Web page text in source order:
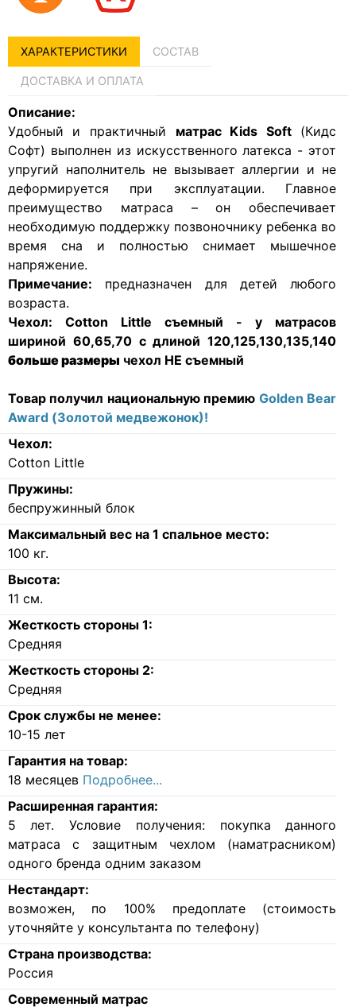
ХАРАКТЕРИСТИКИ СОСТАВ
ДОСТАВКА И ОПЛАТА
Описание:
Удобный и практичный матрас Kids Soft(Кидс
Софт) выполнен из искусственного латекса - этот
упругий наполнитель не вызывает аллергии и не
деформируется при эксплуатации. Главное
преимущество матраса – он обеспечивает
необходимую поддержку позвоночнику ребенка во
время сна и полностью снимает мышечное
напряжение.
Примечание: предназначен для детей любого
возраста.
Чехол: Cotton Little съемный - у матрасов
шириной 60,65,70 с длиной 120,125,130,135,140
больше размеры чехол НЕ съемный
Товар получил национальную премию Golden Bear
Award (Золотой медвежонок)!
Чехол:
Cotton Little
Пружины:
беспружинный блок
Максимальный вес на 1 спальное место:
100 кг.
Высота:
11 см.
Жесткость стороны 1:
Средняя
Жесткость стороны 2:
Средняя
Срок службы не менее:
10-15 лет
Гарантия на товар:
18 месяцев Подробнее...
Расширенная гарантия:
5 лет. Условие получения: покупка данного
матраса с защитным чехлом (наматрасником)
одного бренда одним заказом
Нестандарт:
возможен, по 100% предоплате (стоимость
уточняйте у консультанта по телефону)
Страна производства:
Россия
Современный матрас